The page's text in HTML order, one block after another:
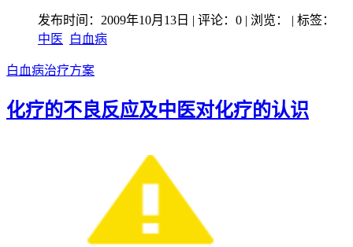
发布时间：2009年10月13日 | 评论：0 | 浏览：
| 标签：
中医
白血病
白血病治疗方案
化疗的不良反应及中医对化疗的认识